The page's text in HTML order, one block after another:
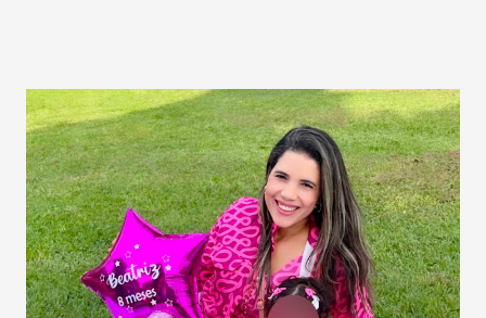
14 horas, o estacionamento do Shopping Benfica será
gratuito. Para usufruir do benefício, é necessário chegar
neste período e apresentar no caixa a nota fiscal de no
mínimo R$ 20,00 de consumação de qualquer loja da Praça
de Alimentação (valor não somatório).